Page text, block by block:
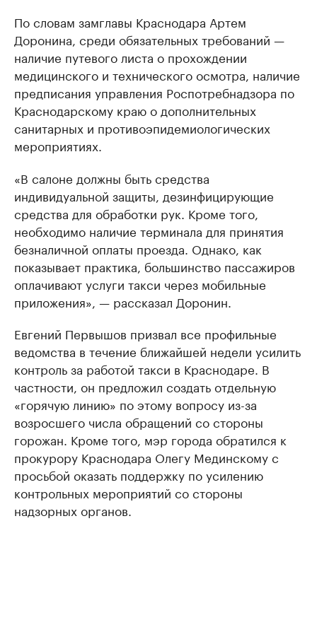
По словам замглавы Краснодара Артем
Доронина, среди обязательных требований —
наличие путевого листа о прохождении
медицинского и технического осмотра, наличие
предписания управления Роспотребнадзора по
Краснодарскому краю о дополнительных
санитарных и противоэпидемиологических
мероприятиях.
«В салоне должны быть средства
индивидуальной защиты, дезинфицирующие
средства для обработки рук. Кроме того,
необходимо наличие терминала для принятия
безналичной оплаты проезда. Однако, как
показывает практика, большинство пассажиров
оплачивают услуги такси через мобильные
приложения», — рассказал Доронин.
Евгений Первышов призвал все профильные
ведомства в течение ближайшей недели усилить
контроль за работой такси в Краснодаре. В
частности, он предложил создать отдельную
«горячую линию» по этому вопросу из-за
возросшего числа обращений со стороны
горожан. Кроме того, мэр города обратился к
прокурору Краснодара Олегу Мединскому с
просьбой оказать поддержку по усилению
контрольных мероприятий со стороны
надзорных органов.